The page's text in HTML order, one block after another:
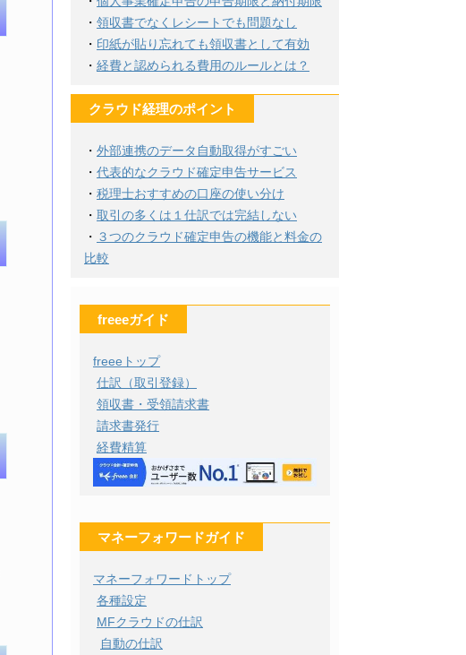
・ 領収書でなくレシートでも問題なし
・ 印紙が貼り忘れても領収書として有効
・ 経費と認められる費用のルールとは？
クラウド経理のポイント
・ 外部連携のデータ自動取得がすごい
・ 代表的なクラウド確定申告サービス
・ 税理士おすすめの口座の使い分け
・ 取引の多くは１仕訳では完結しない
・ ３つのクラウド確定申告の機能と料金の
比較
freeeガイド
freeeトップ
仕訳（取引登録）
領収書・受領請求書
請求書発行
経費精算
マネーフォワードガイド
マネーフォワードトップ
各種設定
MFクラウドの仕訳
自動の仕訳